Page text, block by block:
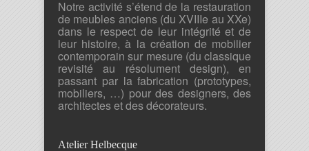
Notre activité s’étend de la restauration
de meubles anciens (du XVIIIe au XXe)
dans le respect de leur intégrité et de
leur histoire, à la création de mobilier
contemporain sur mesure (du classique
revisité au résolument design), en
passant par la fabrication (prototypes,
mobiliers, …) pour des designers, des
architectes et des décorateurs.
Atelier Helbecque